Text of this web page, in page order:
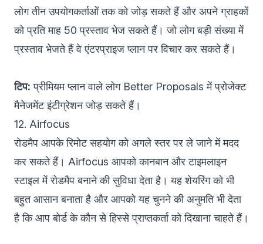
लोग तीन उपयोगकर्ताओं तक को जोड़ सकते हैं और अपने ग्राहकों
को प्रति माह 50 प्रस्ताव भेज सकते हैं। जो लोग बड़ी संख्या में
प्रस्ताव भेजते हैं वे एंटरप्राइज प्लान पर विचार कर सकते हैं।
टिप: प्रीमियम प्लान वाले लोग Better Proposals में प्रोजेक्ट
मैनेजमेंट इंटीग्रेशन जोड़ सकते हैं।
12. Airfocus
रोडमैप आपके रिमोट सहयोग को अगले स्तर पर ले जाने में मदद
कर सकते हैं। Airfocus आपको कानबान और टाइमलाइन
स्टाइल में रोडमैप बनाने की सुविधा देता है। यह शेयरिंग को भी
बहुत आसान बनाता है और आपको यह चुनने की अनुमति भी देता
है कि आप बोर्ड के कौन से हिस्से प्राप्तकर्ता को दिखाना चाहते हैं।